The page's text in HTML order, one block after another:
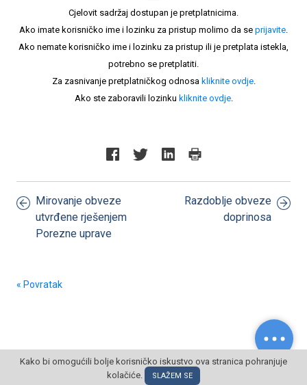
Cjelovit sadržaj dostupan je pretplatnicima.
Ako imate korisničko ime i lozinku za pristup molimo da se prijavite.
Ako nemate korisničko ime i lozinku za pristup ili je pretplata istekla,
potrebno se pretplatiti.
Za zasnivanje pretplatničkog odnosa kliknite ovdje.
Ako ste zaboravili lozinku kliknite ovdje.
Mirovanje obveze
utvrđene rješenjem
Porezne uprave
Razdoblje obveze
doprinosa
« Povratak
© POSLOVNI OBLAK Sva prava pridržana
Kako bi omogućili bolje korisničko iskustvo ova stranica pohranjuje
kolačiće.
SLAŽEM SE